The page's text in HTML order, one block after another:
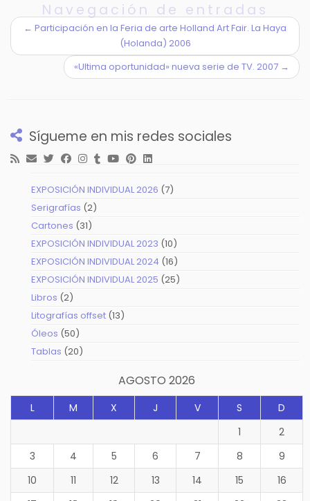
Navegación de entradas
← Participación en la Feria de arte Holland Art Fair. La Haya
(Holanda) 2006
«Ultima oportunidad» nueva serie de TV. 2007 →
Sígueme en mis redes sociales
EXPOSICIÓN INDIVIDUAL 2026 77
Serigrafías 22
Cartones 3131
productos
EXPOSICIÓN INDIVIDUAL 2023 1010
productos
EXPOSICIÓN INDIVIDUAL 2024 1616
productos
EXPOSICIÓN INDIVIDUAL 2025 2525
Libros 22
productos
Litografías offset 1313
Óleos 5050
productos
Tablas 2020
AGOSTO 2026
L M X J V S
D
1
2
3
4 5 6 7 8
9
10
11 12 13 14 15
16